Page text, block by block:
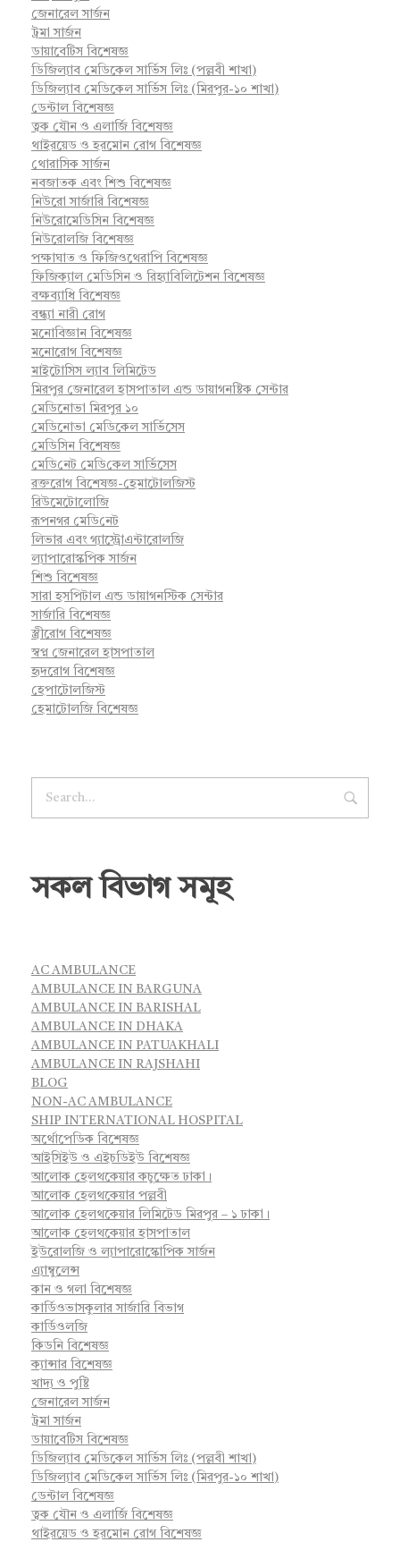
জেনারেল সার্জন
ট্রমা সার্জন
ডায়াবেটিস বিশেষজ্ঞ
ডিজিল্যাব মেডিকেল সার্ভিস লিঃ (পল্লবী শাখা)
ডিজিল্যাব মেডিকেল সার্ভিস লিঃ (মিরপুর-১০ শাখা)
ডেন্টাল বিশেষজ্ঞ
ত্বক যৌন ও এলার্জি বিশেষজ্ঞ
থাইরয়েড ও হরমোন রোগ বিশেষজ্ঞ
থোরাসিক সার্জন
নবজাতক এবং শিশু বিশেষজ্ঞ
নিউরো সার্জারি বিশেষজ্ঞ
নিউরোমেডিসিন বিশেষজ্ঞ
নিউরোলজি বিশেষজ্ঞ
পক্ষাঘাত ও ফিজিওথেরাপি বিশেষজ্ঞ
ফিজিক্যাল মেডিসিন ও রিহ্যাবিলিটেশন বিশেষজ্ঞ
বক্ষব্যাধি বিশেষজ্ঞ
বন্ধ্যা নারী রোগ
মনোবিজ্ঞান বিশেষজ্ঞ
মনোরোগ বিশেষজ্ঞ
মাইটোসিস ল্যাব লিমিটেড
মিরপুর জেনারেল হাসপাতাল এন্ড ডায়াগনষ্টিক সেন্টার
মেডিনোভা মিরপুর ১০
মেডিনোভা মেডিকেল সার্ভিসেস
মেডিসিন বিশেষজ্ঞ
মে‌ডি‌নেট মে‌ডি‌কেল সা‌র্ভিসেস
রক্তরোগ বিশেষজ্ঞ-হেমাটোলজিস্ট
রিউমেটোলোজি
রূপনগর মে‌ডি‌নেট
লিভার এবং গ্যাস্ট্রোএন্টারোলজি
ল্যাপারোস্কপিক সার্জন
শিশু বিশেষজ্ঞ
সারা হসপিটাল এন্ড ডায়াগনস্টিক সেন্টার
সার্জারি বিশেষজ্ঞ
স্ত্রীরোগ বিশেষজ্ঞ
স্বপ্ন জেনারেল হাসপাতাল
হৃদরোগ বিশেষজ্ঞ
হেপাটোলজিস্ট
হেমাটোলজি বিশেষজ্ঞ
সকল বিভাগ সমূহ
AC AMBULANCE
AMBULANCE IN BARGUNA
AMBULANCE IN BARISHAL
AMBULANCE IN DHAKA
AMBULANCE IN PATUAKHALI
AMBULANCE IN RAJSHAHI
BLOG
NON-AC AMBULANCE
SHIP INTERNATIONAL HOSPITAL
অর্থোপেডিক বিশেষজ্ঞ
আইসিইউ ও এইচডিইউ বিশেষজ্ঞ
আলোক হেলথকেয়ার কচুক্ষেত ঢাকা।
আলোক হেলথকেয়ার পল্লবী
আলোক হেলথকেয়ার লিমিটেড মিরপুর – ১ ঢাকা।
আলোক হেলথকেয়ার হাসপাতাল
ইউরোলজি ও ল্যাপারোস্কোপিক সার্জন
এ্যাম্বুলেন্স
কান ও গলা বিশেষজ্ঞ
কার্ডিওভাসকুলার সার্জারি বিভাগ
কার্ডিওলজি
কিডনি বিশেষজ্ঞ
ক্যান্সার বিশেষজ্ঞ
খাদ্য ও পুষ্টি
জেনারেল সার্জন
ট্রমা সার্জন
ডায়াবেটিস বিশেষজ্ঞ
ডিজিল্যাব মেডিকেল সার্ভিস লিঃ (পল্লবী শাখা)
ডিজিল্যাব মেডিকেল সার্ভিস লিঃ (মিরপুর-১০ শাখা)
ডেন্টাল বিশেষজ্ঞ
ত্বক যৌন ও এলার্জি বিশেষজ্ঞ
থাইরয়েড ও হরমোন রোগ বিশেষজ্ঞ